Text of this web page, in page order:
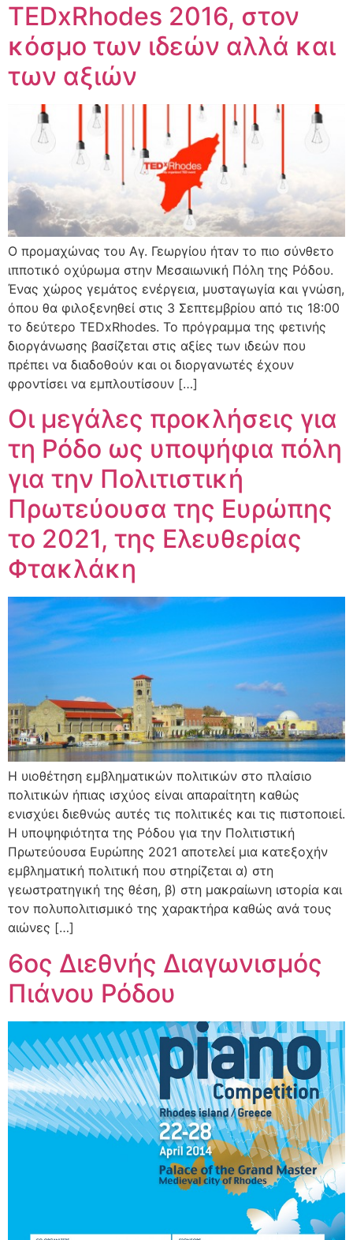
TEDxRhodes 2016, στον
κόσμο των ιδεών αλλά και
των αξιών
Ο προμαχώνας του Αγ. Γεωργίου ήταν το πιο σύνθετο
ιπποτικό οχύρωμα στην Μεσαιωνική Πόλη της Ρόδου.
Ένας χώρος γεμάτος ενέργεια, μυσταγωγία και γνώση,
όπου θα φιλοξενηθεί στις 3 Σεπτεμβρίου από τις 18:00
το δεύτερο TEDxRhodes. Το πρόγραμμα της φετινής
διοργάνωσης βασίζεται στις αξίες των ιδεών που
πρέπει να διαδοθούν και οι διοργανωτές έχουν
φροντίσει να εμπλουτίσουν […]
Οι μεγάλες προκλήσεις για
τη Ρόδο ως υποψήφια πόλη
για την Πολιτιστική
Πρωτεύουσα της Ευρώπης
το 2021, της Ελευθερίας
Φτακλάκη
Η υιοθέτηση εμβληματικών πολιτικών στο πλαίσιο
πολιτικών ήπιας ισχύος είναι απαραίτητη καθώς
ενισχύει διεθνώς αυτές τις πολιτικές και τις πιστοποιεί.
Η υποψηφιότητα της Ρόδου για την Πολιτιστική
Πρωτεύουσα Ευρώπης 2021 αποτελεί μια κατεξοχήν
εμβληματική πολιτική που στηρίζεται α) στη
γεωστρατηγική της θέση, β) στη μακραίωνη ιστορία και
τον πολυπολιτισμικό της χαρακτήρα καθώς ανά τους
αιώνες […]
6ος Διεθνής Διαγωνισμός
Πιάνου Ρόδου